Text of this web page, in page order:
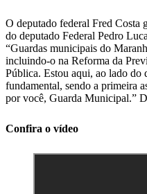
O deputado federal Fred Costa
do deputado Federal Pedro
“Guardas municipais do
incluindo-o na Reforma da
Pública. Estou aqui, ao lado do
fundamental, sendo a primeira
por você, Guarda Municipal.”
Confira o vídeo